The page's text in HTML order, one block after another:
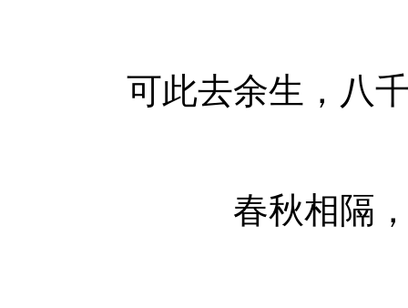
可此去余生，八
春秋相隔